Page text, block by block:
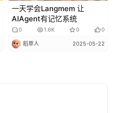
一天学会Langmem 让
AIAgent有记忆系统
0 1.6K 0 0
稻草人 2025-05-22